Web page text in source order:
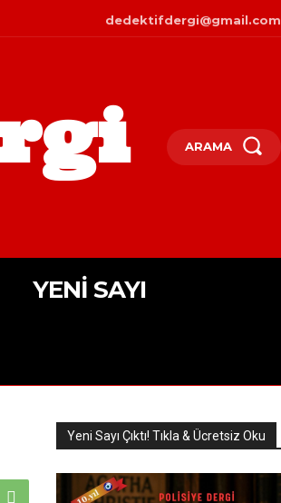
dedektifdergi@gmail.com
ARAMA
YENI SAYI
Yeni Sayı Çıktı! Tıkla & Ücretsiz Oku